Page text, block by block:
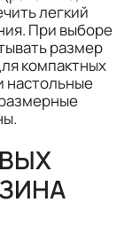
легкий
При выборе
размер
компактных
настольные